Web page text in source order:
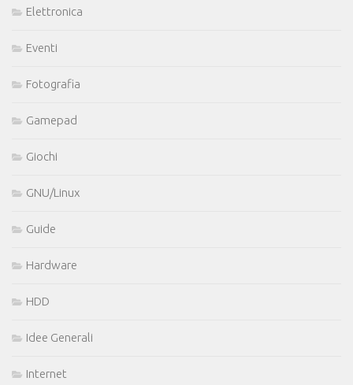
Elettronica
Eventi
Fotografia
Gamepad
Giochi
GNU/Linux
Guide
Hardware
HDD
Idee Generali
Internet